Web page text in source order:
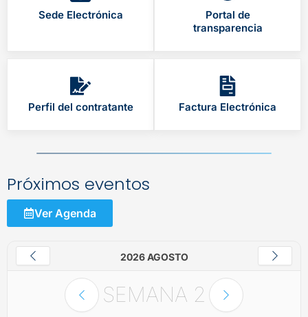
Sede Electrónica
Portal de
transparencia
Perfil del contratante Factura Electrónica
Próximos eventos
Ver Agenda
2026 AGOSTO
SEMANA 2